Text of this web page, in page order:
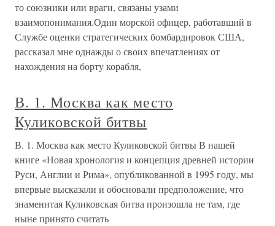
то союзники или враги, связаны узами
взаимопонимания.Один морской офицер, работавший в
Службе оценки стратегических бомбардировок США,
рассказал мне однажды о своих впечатлениях от
нахождения на борту корабля,
В. 1. Москва как место
Куликовской битвы
В. 1. Москва как место Куликовской битвы В нашей
книге «Новая хронология и концепция древней истории
Руси, Англии и Рима», опубликованной в 1995 году, мы
впервые высказали и обосновали предположение, что
знаменитая Куликовская битва произошла не там, где
ныне принято считать